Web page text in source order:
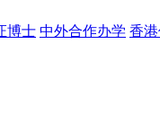
博士 中外合作办学 香